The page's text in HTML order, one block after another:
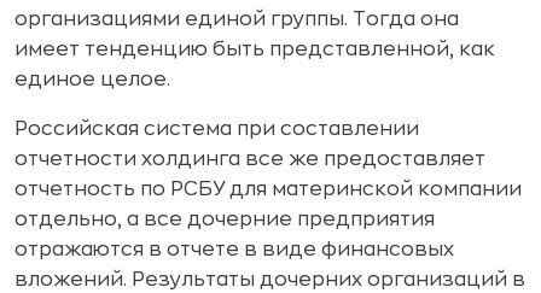
организациями единой группы. Тогда она
имеет тенденцию быть представленной, как
единое целое.
Российская система при составлении
отчетности холдинга все же предоставляет
отчетность по РСБУ для материнской компании
отдельно, а все дочерние предприятия
отражаются в отчете в виде финансовых
вложений. Результаты дочерних организаций в